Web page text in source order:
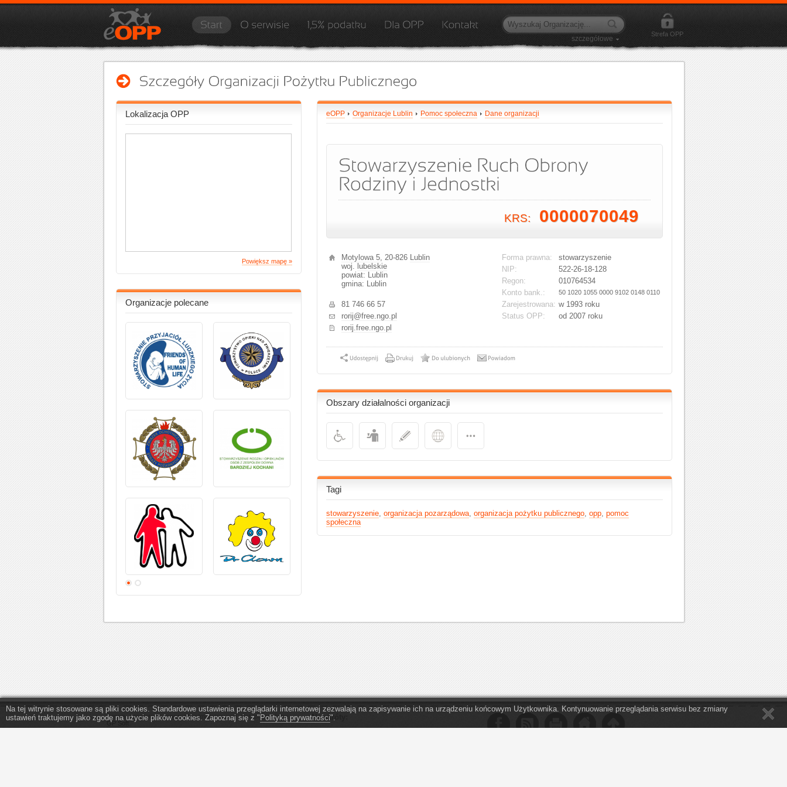
szczegółowe
Strefa OPP
Lokalizacja OPP
Powiększ mapę »
Organizacje polecane
eOPP Organizacje Lublin Pomoc społeczna Dane organizacji
KRS: 0000070049
Forma prawna:
stowarzyszenie
NIP:
522-26-18-128
Regon:
010764534
Konto bank.:
50 1020 1055 0000 9102 0148 0110
Zarejestrowana: w 1993 roku
Status OPP:
od 2007 roku
Motylowa 5, 20-826 Lublin
woj. lubelskie
powiat: Lublin
gmina: Lublin
81 746 66 57
rorij@free.ngo.pl
rorij.free.ngo.pl
Obszary działalności organizacji
Tagi
stowarzyszenie, organizacja pozarządowa, organizacja pożytku publicznego, opp, pomoc
społeczna
Serwis internetowyeopp.pladministrowany jest przez firmę
GP Soft
Na skróty:
Na tej witrynie stosowane są pliki cookies. Standardowe ustawienia przeglądarki internetowej zezwalają na zapisywanie ich na urządzeniu końcowym Użytkownika. Kontynuowanie przeglądania serwisu bez zmiany
ustawień traktujemy jako zgodę na użycie plików cookies. Zapoznaj się z " Polityką prywatności".